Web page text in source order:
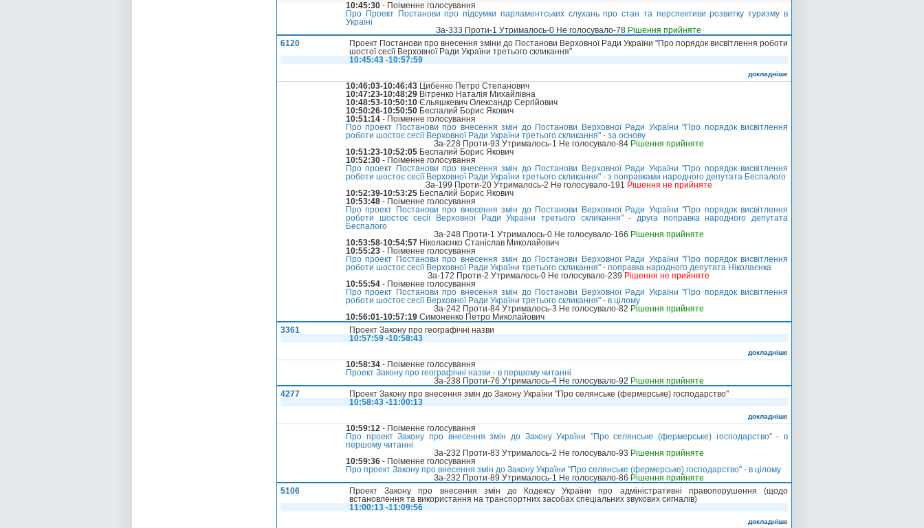
10:45:30 - Поіменне голосування
Про Проект Постанови про підсумки парламентських слухань про стан та перспективи розвитку туризму в
Україні
За-333 Проти-1 Утрималось-0 Не голосувало-78 Рішення прийняте
6120
Проект Постанови про внесення зміни до Постанови Верховної Ради України "Про порядок висвітлення роботи
шостої сесії Верховної Ради України третього скликання"
10:45:43 -10:57:59
докладніше
10:46:03-10:46:43 Цибенко Петро Степанович
10:47:23-10:48:29 Вітренко Наталія Михайлівна
10:48:53-10:50:10 Єльяшкевич Олександр Сергійович
10:50:26-10:50:50 Беспалий Борис Якович
10:51:14 - Поіменне голосування
Про проект Постанови про внесення змін до Постанови Верховної Ради України "Про порядок висвітлення
роботи шостоє сесії Верховної Ради України третього скликання" - за основу
За-228 Проти-93 Утрималось-1 Не голосувало-84 Рішення прийняте
10:51:23-10:52:05 Беспалий Борис Якович
10:52:30 - Поіменне голосування
Про проект Постанови про внесення змін до Постанови Верховної Ради України "Про порядок висвітлення
роботи шостоє сесії Верховної Ради України третього скликання" - з поправками народного депутата Беспалого
За-199 Проти-20 Утрималось-2 Не голосувало-191 Рішення не прийняте
10:52:39-10:53:25 Беспалий Борис Якович
10:53:48 - Поіменне голосування
Про проект Постанови про внесення змін до Постанови Верховної Ради України "Про порядок висвітлення
роботи шостоє сесії Верховної Ради України третього скликання" - друга поправка народного депутата
Беспалого
За-248 Проти-1 Утрималось-0 Не голосувало-166 Рішення прийняте
10:53:58-10:54:57 Ніколаєнко Станіслав Миколайович
10:55:23 - Поіменне голосування
Про проект Постанови про внесення змін до Постанови Верховної Ради України "Про порядок висвітлення
роботи шостоє сесії Верховної Ради України третього скликання" - поправка народного депутата Ніколаєнка
За-172 Проти-2 Утрималось-0 Не голосувало-239 Рішення не прийняте
10:55:54 - Поіменне голосування
Про проект Постанови про внесення змін до Постанови Верховної Ради України "Про порядок висвітлення
роботи шостоє сесії Верховної Ради України третього скликання" - в цілому
За-242 Проти-84 Утрималось-3 Не голосувало-82 Рішення прийняте
10:56:01-10:57:19 Симоненко Петро Миколайович
3361
Проект Закону про географічні назви
10:57:59 -10:58:43
докладніше
10:58:34 - Поіменне голосування
Проект Закону про географічні назви - в першому читанні
За-238 Проти-76 Утрималось-4 Не голосувало-92 Рішення прийняте
4277
Проект Закону про внесення змін до Закону України "Про селянське (фермерське) господарство"
10:58:43 -11:00:13
докладніше
10:59:12 - Поіменне голосування
Про проект Закону про внесення змін до Закону України "Про селянське (фермерське) господарство" - в
першому читанні
За-232 Проти-83 Утрималось-2 Не голосувало-93 Рішення прийняте
10:59:36 - Поіменне голосування
Про проект Закону про внесення змін до Закону України "Про селянське (фермерське) господарство" - в цілому
За-232 Проти-89 Утрималось-1 Не голосувало-86 Рішення прийняте
5106
Проект Закону про внесення змін до Кодексу України про адміністративні правопорушення (щодо
встановлення та використання на транспортних засобах спеціальних звукових сигналів)
11:00:13 -11:09:56
докладніше